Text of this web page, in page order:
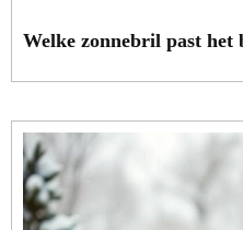
Welke zonnebril past het